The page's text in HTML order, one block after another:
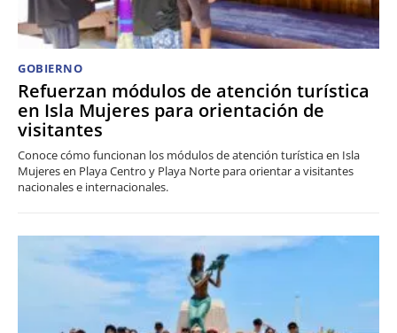
GOBIERNO
Refuerzan módulos de atención turística
en Isla Mujeres para orientación de
visitantes
Conoce cómo funcionan los módulos de atención turística en Isla
Mujeres en Playa Centro y Playa Norte para orientar a visitantes
nacionales e internacionales.